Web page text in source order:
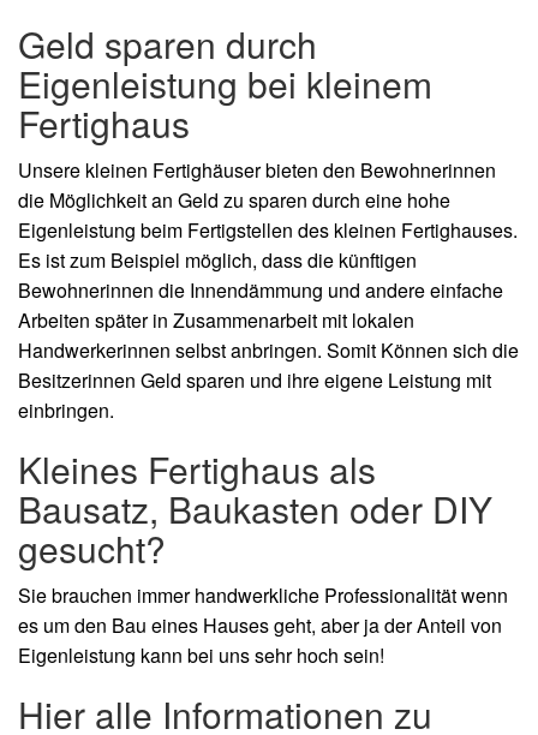
Geld sparen durch
Eigenleistung bei kleinem
Fertighaus
Unsere kleinen Fertighäuser bieten den Bewohnerinnen
die Möglichkeit an Geld zu sparen durch eine hohe
Eigenleistung beim Fertigstellen des kleinen Fertighauses.
Es ist zum Beispiel möglich, dass die künftigen
Bewohnerinnen die Innendämmung und andere einfache
Arbeiten später in Zusammenarbeit mit lokalen
Handwerkerinnen selbst anbringen. Somit Können sich die
Besitzerinnen Geld sparen und ihre eigene Leistung mit
einbringen.
Kleines Fertighaus als
Bausatz, Baukasten oder DIY
gesucht?
Sie brauchen immer handwerkliche Professionalität wenn
es um den Bau eines Hauses geht, aber ja der Anteil von
Eigenleistung kann bei uns sehr hoch sein!
Hier alle Informationen zu